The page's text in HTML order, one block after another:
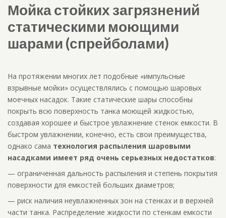
Мойка стойких загрязнений
статическими моющими
шарами (спрейболами)
На протяжении многих лет подобные «импульсные
взрывные мойки» осуществлялись с помощью шаровых
моечных насадок. Такие статические шары способны
покрыть всю поверхность танка моющей жидкостью,
создавая хорошее и быстрое увлажнение стенок емкости. В
быстром увлажнении, конечно, есть свои преимущества,
однако сама технология распыления шаровыми
насадками имеет ряд очень серьезных недостатков:
— ограниченная дальность распыления и степень покрытия
поверхности для емкостей больших диаметров;
— риск наличия неувлажненных зон на стенках и в верхней
части танка. Распределение жидкости по стенкам емкости